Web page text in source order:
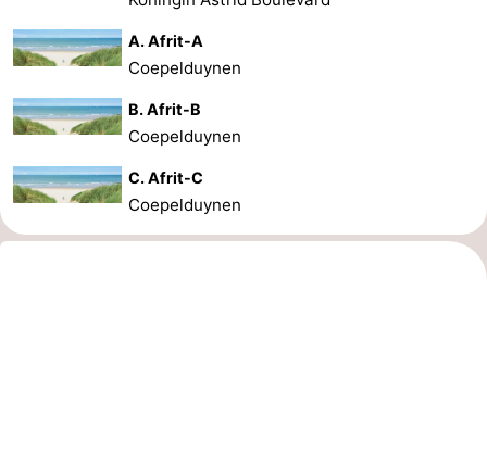
A. Afrit-A
Coepelduynen
B. Afrit-B
Coepelduynen
C. Afrit-C
Coepelduynen